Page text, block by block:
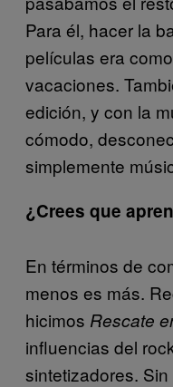
Para él, hacer la
películas era
vacaciones.
edición, y con la
cómodo,
simplemente
¿Crees que
En términos de
menos es más.
hicimos Rescate
influencias del
sintetizadores.